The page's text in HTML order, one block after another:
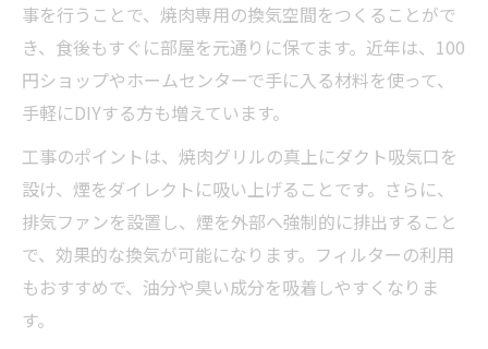
事を行うことで、焼肉専用の換気空間をつくることがで
き、食後もすぐに部屋を元通りに保てます。近年は、100
円ショップやホームセンターで手に入る材料を使って、
手軽にDIYする方も増えています。
工事のポイントは、焼肉グリルの真上にダクト吸気口を
設け、煙をダイレクトに吸い上げることです。さらに、
排気ファンを設置し、煙を外部へ強制的に排出すること
で、効果的な換気が可能になります。フィルターの利用
もおすすめで、油分や臭い成分を吸着しやすくなりま
す。